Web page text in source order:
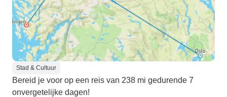
Stad & Cultuur
Bereid je voor op een reis van 238 mi gedurende 7
onvergetelijke dagen!